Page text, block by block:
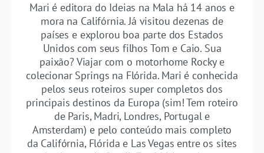
Mari é editora do Ideias na Mala há 14 anos e
mora na Califórnia. Já visitou dezenas de
países e explorou boa parte dos Estados
Unidos com seus filhos Tom e Caio. Sua
paixão? Viajar com o motorhome Rocky e
colecionar Springs na Flórida. Mari é conhecida
pelos seus roteiros super completos dos
principais destinos da Europa (sim! Tem roteiro
de Paris, Madri, Londres, Portugal e
Amsterdam) e pelo conteúdo mais completo
da Califórnia, Flórida e Las Vegas entre os sites